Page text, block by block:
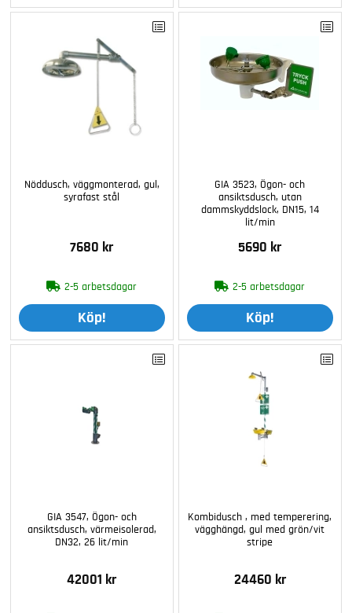
Nöddusch, väggmonterad, gul,
syrafast stål
7680 kr
2-5 arbetsdagar
Köp!
GIA 3523, Ögon- och
ansiktsdusch, utan
dammskyddslock, DN15, 14
lit/min
5690 kr
2-5 arbetsdagar
Köp!
GIA 3547, Ögon- och
ansiktsdusch, värmeisolerad,
DN32, 26 lit/min
42001 kr
Kombidusch , med temperering,
vägghängd, gul med grön/vit
stripe
24460 kr